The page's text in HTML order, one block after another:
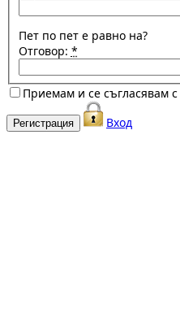
Пет по пет е равно на?
Отговор: *
Приемам и се съгласявам с
Вход